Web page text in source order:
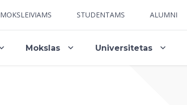
MOKSLEIVIAMS STUDENTAMS ALUMNI
Mokslas Universitetas